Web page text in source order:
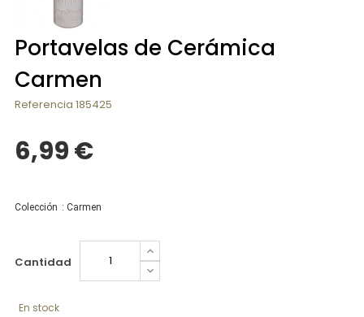
Portavelas de Cerámica
Carmen
Referencia 185425
6,99 €
Colección : Carmen
Cantidad
En stock